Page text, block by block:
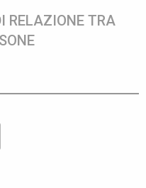
RELAZIONE TRA